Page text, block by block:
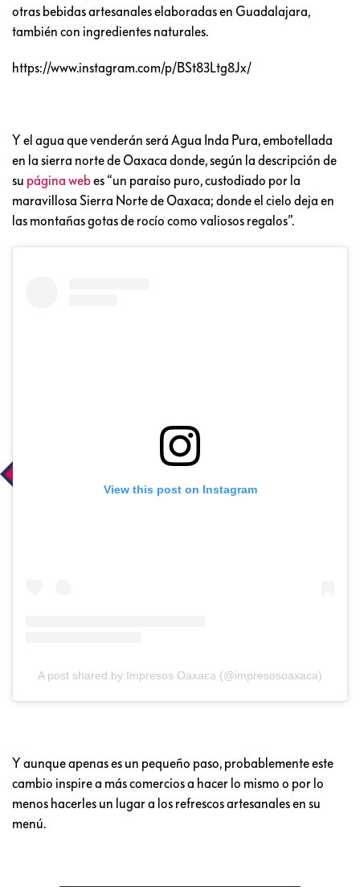
otras bebidas artesanales elaboradas en Guadalajara,
también con ingredientes naturales.
https://www.instagram.com/p/BSt83Ltg8Jx/
Y el agua que venderán será Agua Inda Pura, embotellada
en la sierra norte de Oaxaca donde, según la descripción de
su página webes “un paraíso puro, custodiado por la
maravillosa Sierra Norte de Oaxaca; donde el cielo deja en
las montañas gotas de rocío como valiosos regalos”.
View this post on Instagram
A post shared by Impresos Oaxaca (@impresosoaxaca)
Y aunque apenas es un pequeño paso, probablemente este
cambio inspire a más comercios a hacer lo mismo o por lo
menos hacerles un lugar a los refrescos artesanales en su
menú.